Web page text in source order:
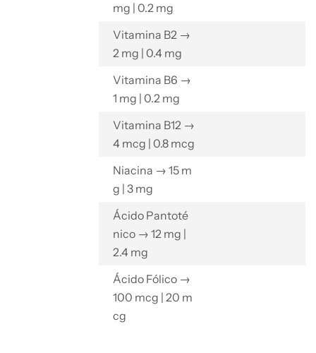
mg | 0.2 mg
Vitamina B2 →
2 mg | 0.4 mg
Vitamina B6 →
1 mg | 0.2 mg
Vitamina B12 →
4 mcg | 0.8 mcg
Niacina → 15 m
g | 3 mg
Ácido Pantoté
nico → 12 mg |
2.4 mg
Ácido Fólico →
100 mcg | 20 m
cg